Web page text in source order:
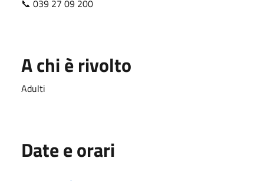
📞 039 27 09 200
A chi è rivolto
Adulti
Date e orari